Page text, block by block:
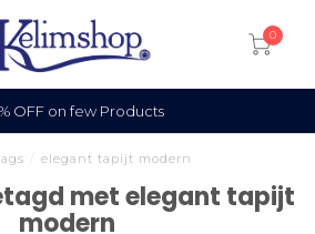
0
OFF on few Products
elegant tapijt modern
met elegant tapijt
modern